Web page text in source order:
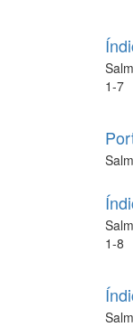
1-7
1-8